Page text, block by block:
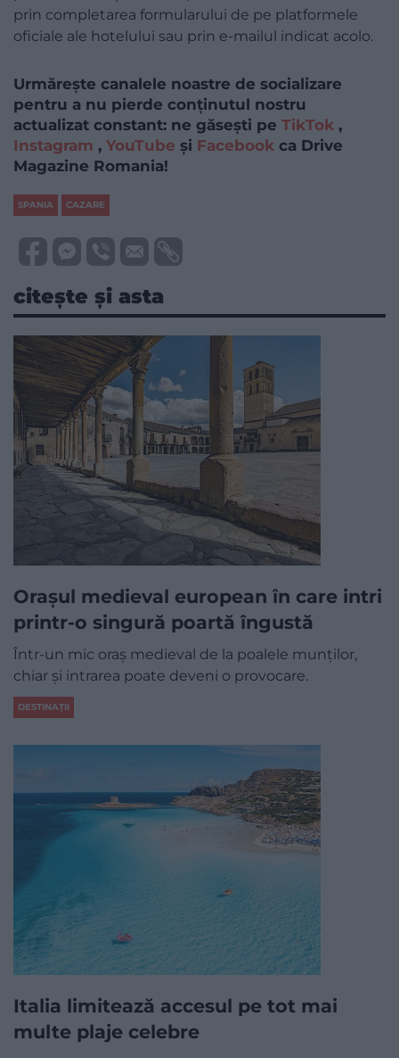
prin completarea formularului de pe platformele
oficiale ale hotelului sau prin e-mailul indicat acolo.
Urmărește canalele noastre de socializare
pentru a nu pierde conținutul nostru
actualizat constant: ne găsești pe TikTok ,
Instagram , YouTube și Facebook ca Drive
Magazine Romania!
SPANIA CAZARE
citește și asta
Orașul medieval european în care intri
printr-o singură poartă îngustă
Într-un mic oraș medieval de la poalele munților,
chiar și intrarea poate deveni o provocare.
DESTINAȚII
Italia limitează accesul pe tot mai
multe plaje celebre